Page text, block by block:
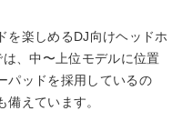
を楽しめるDJ向けヘッドホ
、中〜上位モデルに位置
パッドを採用しているの
えています。